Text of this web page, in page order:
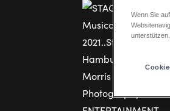
Wenn Sie
unterstützen.